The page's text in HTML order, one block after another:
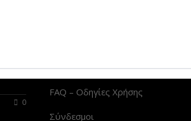
το
0
Δήλωση Ιδιωτικότητας
FAQ – Οδηγίες Χρήσης
Σύνδεσμοι